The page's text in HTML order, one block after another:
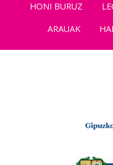
HONI BURUZ
ARAUAK